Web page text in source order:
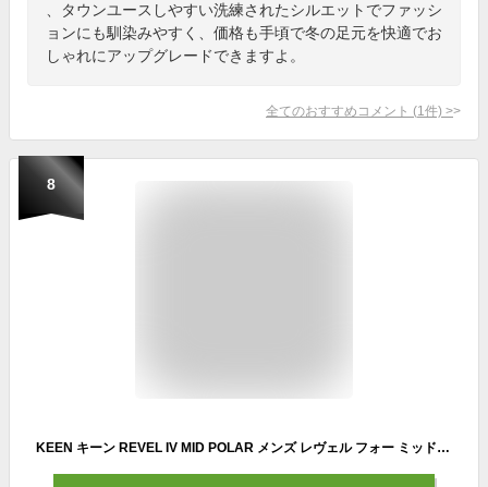
、タウンユースしやすい洗練されたシルエットでファッシ
ョンにも馴染みやすく、価格も手頃で冬の足元を快適でお
しゃれにアップグレードできますよ。
全てのおすすめコメント (1 件) >
8
KEEN キーン REVEL IV MID POLAR メンズ レヴェル フォー ミッド ポーラー 1023618 メンズ ウインターブーツ Black/Magnet 雪用 防水 防滑 ミッドカット スノーブーツ 晴雨兼用 多目的 レインシューズ 防滑ソール 1023618